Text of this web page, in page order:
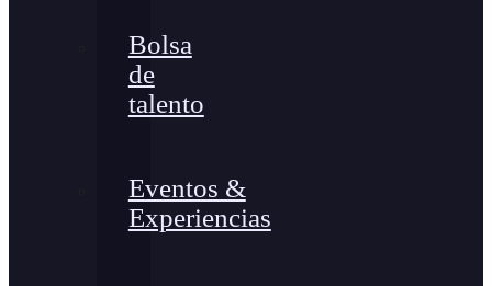
Bolsa
de
talento
Eventos &
Experiencias